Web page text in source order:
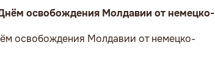
освобождения Молдавии от немецко-
освобождения Молдавии от немецко-